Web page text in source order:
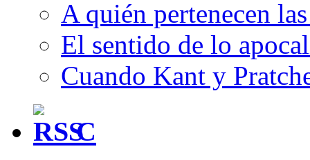
A quién pertenecen
El sentido de lo
Cuando Kant y
C